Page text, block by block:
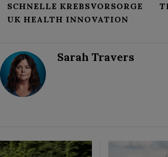
SCHNELLE KREBSVORSORGE
UK HEALTH INNOVATION
Sarah Travers